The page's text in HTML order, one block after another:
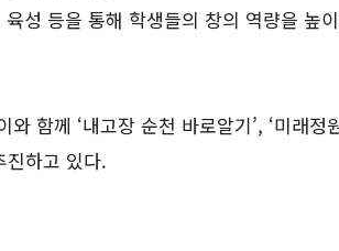
성 등을 통해 학생들의 창의 역량을 높
함께 ‘내고장 순천 바로알기’, ‘미래정
진하고 있다.